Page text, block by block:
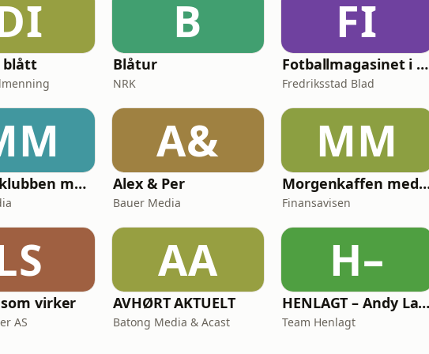
blått
B
Blåtur
NRK
FI
Fotballmagasinet i Fredrikstad
Fredriksstad Blad
Morgenklubben med Loven & Co
A&
Alex & Per
Bauer Media
MM
Morgenkaffen med
Finansavisen
virker
AS
AA
AVHØRT AKTUELT
Batong Media & Acast
H–
HENLAGT – Andy Larsgaard
Team Henlagt